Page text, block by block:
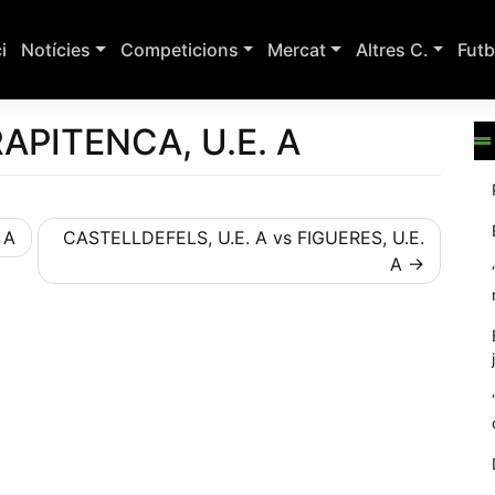
Notícies Competicions Mercat Altres C.
U.E. A
CASTELLDEFELS, U.E. A vs FIGUERES, U.E.
A